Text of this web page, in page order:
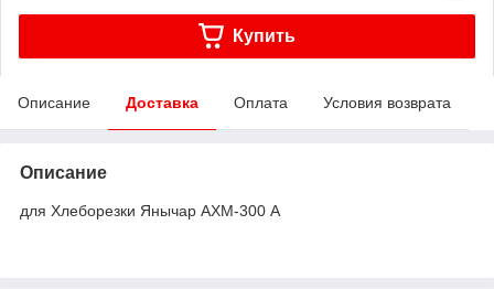
Купить
Описание Доставка Оплата Условия возврата
Описание
для Хлеборезки Янычар АХМ-300 А